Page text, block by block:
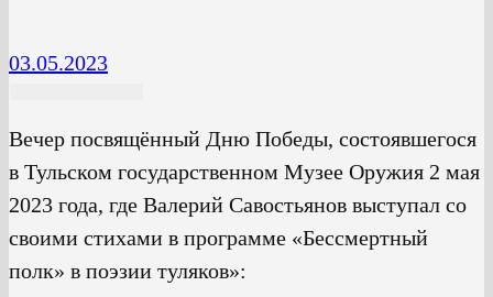
03.05.2023
Вечер посвящённый Дню Победы, состоявшегося
в Тульском государственном Музее Оружия 2 мая
2023 года, где Валерий Савостьянов выступал со
своими стихами в программе «Бессмертный
полк» в поэзии туляков»: